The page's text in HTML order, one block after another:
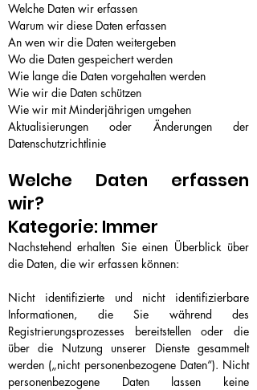
Welche Daten wir erfassen
Warum wir diese Daten erfassen
An wen wir die Daten weitergeben
Wo die Daten gespeichert werden
Wie lange die Daten vorgehalten werden
Wie wir die Daten schützen
Wie wir mit Minderjährigen umgehen
Aktualisierungen oder Änderungen der
Datenschutzrichtlinie
Welche Daten erfassen
wir?
Kategorie: Immer
Nachstehend erhalten Sie einen Überblick über
die Daten, die wir erfassen können:
Nicht identifizierte und nicht identifizierbare
Informationen, die Sie während des
Registrierungsprozesses bereitstellen oder die
über die Nutzung unserer Dienste gesammelt
werden („nicht personenbezogene Daten“). Nicht
personenbezogene Daten lassen keine